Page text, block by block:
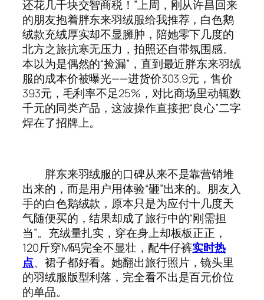
还花几千块交智商税！”上周，刚从许昌回来
的朋友抱着胖东来羽绒服给我推荐，白色鹅
绒款充绒厚实却不显臃肿，陪她零下几度的
北方之旅抗寒无压力，拍照还自带氛围感。
本以为是偶然的“捡漏”，直到最近胖东来羽绒
服的成本价被曝光——进货价303.9元，售价
393元，毛利率不足25%，对比商场里动辄数
千元的同类产品，这波操作直接把“良心”二字
焊在了招牌上。
胖东来羽绒服的口碑从来不是靠营销堆
出来的，而是用户用体验“砸”出来的。朋友入
手的白色鹅绒款，原本只是为应付十几度天
气随便买的，结果却成了旅行中的“刚需担
当”。充绒量扎实，穿在身上却板板正正，
120斤穿M码完全不显壮，配牛仔裤实时热
点、裙子都好看。她翻出旅行照片，镜头里
的羽绒服版型利落，完全看不出是百元价位
的单品。